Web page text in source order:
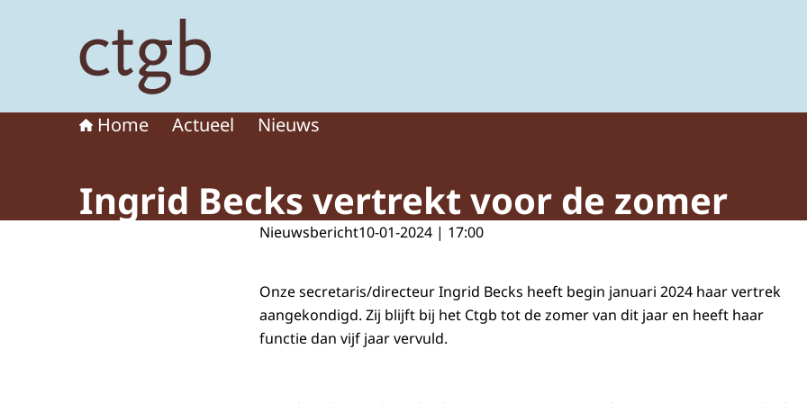
Home Actueel Nieuws
Ingrid Becks vertrekt voor de zomer
Nieuwsbericht10-01-2024 | 17:00
Onze secretaris/directeur Ingrid Becks heeft begin januari 2024 haar vertrek
aangekondigd. Zij blijft bij het Ctgb tot de zomer van dit jaar en heeft haar
functie dan vijf jaar vervuld.